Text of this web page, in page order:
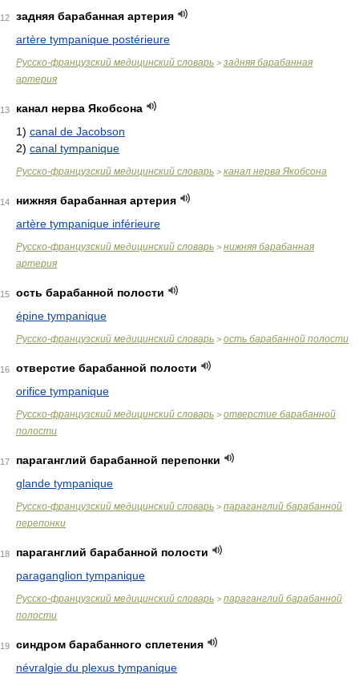
12
задняя барабанная артерия
artère tympanique postérieure
Русско-французский медицинский словарь > задняя барабанная
артерия
13
канал нерва Якобсона
1) canal de Jacobson
2) canal tympanique
Русско-французский медицинский словарь > канал нерва Якобсона
14
нижняя барабанная артерия
artère tympanique inférieure
Русско-французский медицинский словарь > нижняя барабанная
артерия
15
ость барабанной полости
épine tympanique
Русско-французский медицинский словарь > ость барабанной полости
16
отверстие барабанной полости
orifice tympanique
Русско-французский медицинский словарь > отверстие барабанной
полости
17
параганглий барабанной перепонки
glande tympanique
Русско-французский медицинский словарь > параганглий барабанной
перепонки
18
параганглий барабанной полости
paraganglion tympanique
Русско-французский медицинский словарь > параганглий барабанной
полости
19
синдром барабанного сплетения
névralgie du plexus tympanique